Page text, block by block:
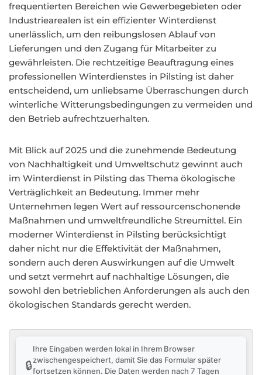
frequentierten Bereichen wie Gewerbegebieten oder
Industriearealen ist ein effizienter Winterdienst
unerlässlich, um den reibungslosen Ablauf von
Lieferungen und den Zugang für Mitarbeiter zu
gewährleisten. Die rechtzeitige Beauftragung eines
professionellen Winterdienstes in Pilsting ist daher
entscheidend, um unliebsame Überraschungen durch
winterliche Witterungsbedingungen zu vermeiden und
den Betrieb aufrechtzuerhalten.
Mit Blick auf 2025 und die zunehmende Bedeutung
von Nachhaltigkeit und Umweltschutz gewinnt auch
im Winterdienst in Pilsting das Thema ökologische
Verträglichkeit an Bedeutung. Immer mehr
Unternehmen legen Wert auf ressourcenschonende
Maßnahmen und umweltfreundliche Streumittel. Ein
moderner Winterdienst in Pilsting berücksichtigt
daher nicht nur die Effektivität der Maßnahmen,
sondern auch deren Auswirkungen auf die Umwelt
und setzt vermehrt auf nachhaltige Lösungen, die
sowohl den betrieblichen Anforderungen als auch den
ökologischen Standards gerecht werden.
🔒
Ihre Eingaben werden lokal in Ihrem Browser
zwischengespeichert, damit Sie das Formular später
fortsetzen können. Die Daten werden nach 7 Tagen